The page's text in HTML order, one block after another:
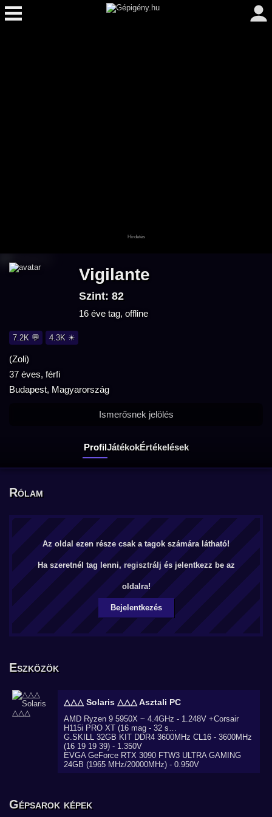
Vigilante
Szint: 82
16 éve tag, offline
7.2K 💬 4.3K ☀
(Zoli)
37 éves, férfi
Budapest, Magyarország
ProfilJátékokÉrtékelések
Ismerősnek jelölés
Rólam
Az oldal ezen része csak a tagok számára látható!
Ha szeretnél tag lenni, regisztrálj és jelentkezz be az
oldalra!
Bejelentkezés
Eszközök
△△△ Solaris △△△ Asztali PC
AMD Ryzen 9 5950X ~ 4.4GHz - 1.248V +Corsair
H115i PRO XT (16 mag - 32 s…
G.SKILL 32GB KIT DDR4 3600MHz CL16 - 3600MHz
(16 19 19 39) - 1.350V
EVGA GeForce RTX 3090 FTW3 ULTRA GAMING
24GB (1965 MHz/20000MHz) - 0.950V
Gépsarok képek